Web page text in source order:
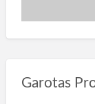
Garotas